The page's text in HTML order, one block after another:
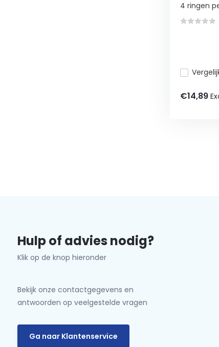
4 ringen
€14,89
Hulp of advies nodig?
Klik op de knop hieronder
Bekijk onze contactgegevens en
antwoorden op veelgestelde vragen
Ga naar Klantenservice